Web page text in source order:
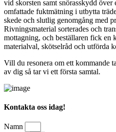
vid skorsten samt snörasskydd över
omfattade fuktmätning i utbytta
skede och slutlig genomgång med
Rivningsmaterial sorterades och
mottagning, och beställaren fick en
materialval, skötselråd och utförda
Vill du resonera om ett kommande
av dig så tar vi ett första samtal.
Kontakta oss idag!
Namn